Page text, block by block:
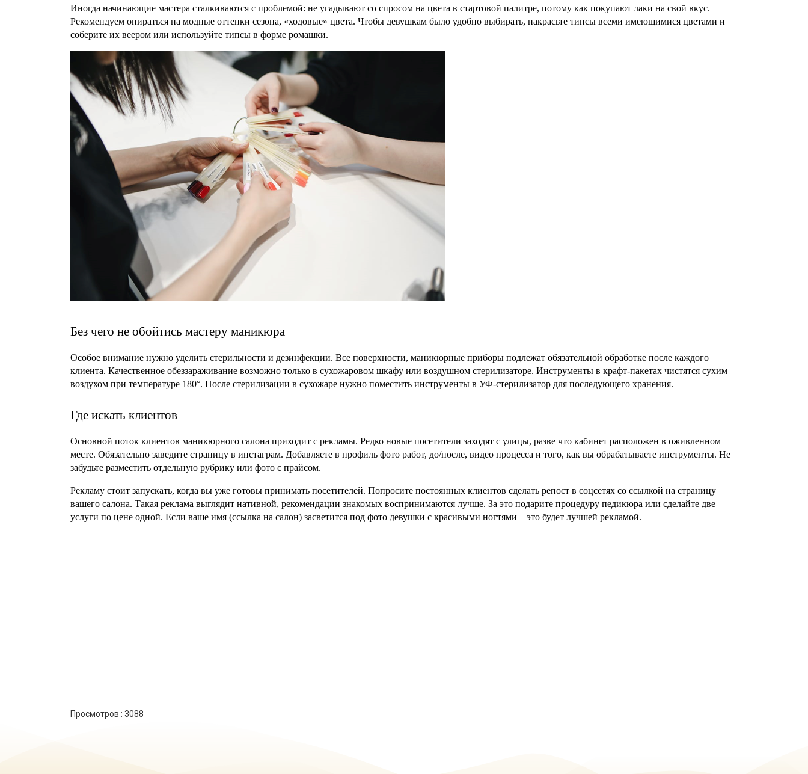
Иногда начинающие мастера сталкиваются с проблемой: не угадывают со спросом на цвета в стартовой палитре, потому как покупают лаки на свой вкус.
Рекомендуем опираться на модные оттенки сезона, «ходовые» цвета. Чтобы девушкам было удобно выбирать, накрасьте типсы всеми имеющимися цветами и
соберите их веером или используйте типсы в форме ромашки.
Без чего не обойтись мастеру маникюра
Особое внимание нужно уделить стерильности и дезинфекции. Все поверхности, маникюрные приборы подлежат обязательной обработке после каждого
клиента. Качественное обеззараживание возможно только в сухожаровом шкафу или воздушном стерилизаторе. Инструменты в крафт-пакетах чистятся сухим
воздухом при температуре 180°. После стерилизации в сухожаре нужно поместить инструменты в УФ-стерилизатор для последующего хранения.
Где искать клиентов
Основной поток клиентов маникюрного салона приходит с рекламы. Редко новые посетители заходят с улицы, разве что кабинет расположен в оживленном
месте. Обязательно заведите страницу в инстаграм. Добавляете в профиль фото работ, до/после, видео процесса и того, как вы обрабатываете инструменты. Не
забудьте разместить отдельную рубрику или фото с прайсом.
Рекламу стоит запускать, когда вы уже готовы принимать посетителей. Попросите постоянных клиентов сделать репост в соцсетях со ссылкой на страницу
вашего салона. Такая реклама выглядит нативной, рекомендации знакомых воспринимаются лучше. За это подарите процедуру педикюра или сделайте две
услуги по цене одной. Если ваше имя (ссылка на салон) засветится под фото девушки с красивыми ногтями – это будет лучшей рекламой.
Просмотров : 3088